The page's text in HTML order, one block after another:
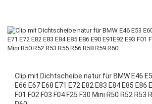
Clip mit Dichtscheibe natur für BMW E46
E66 E67 E68 E71 E72 E82 E83 E84 E85 E86
F01 F02 F03 F04 F25 F30 Mini R50 R52 R53